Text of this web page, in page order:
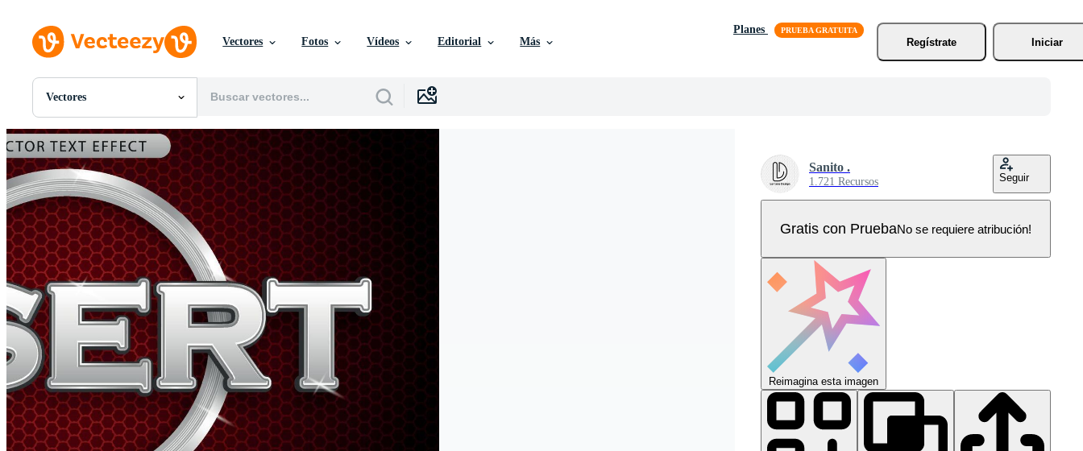
Vectores Fotos Vídeos Editorial Más
Planes
Regístrate
Iniciar
Vectores
Todas Imágenes
Fotos
PNGs
PSDs
SVGs
Plantillas
Vectores
Videos
Gráficos en Movimiento
Imágenes Editoriales
Eventos Editoriales
Sanito .
1.721 Recursos Seguir
Gratis con PruebaNo se requiere atribución!
Reimagina esta imagen